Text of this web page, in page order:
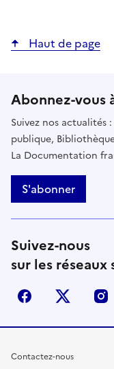
Haut de page
Abonnez-vous
Suivez nos actualités
publique,
La Documentation
S'abonner
Suivez-nous
sur les réseaux
facebook X
Contactez-nous